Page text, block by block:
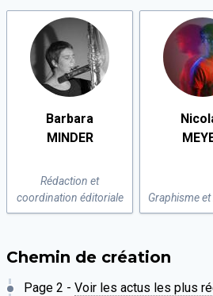
Barbara
MINDER
Rédaction et
coordination éditoriale
Graphisme
Chemin de création
Page 2 - Voir les actus les plus